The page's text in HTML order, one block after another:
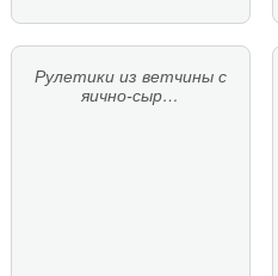
Рулетики из ветчины с
яично-сыр…